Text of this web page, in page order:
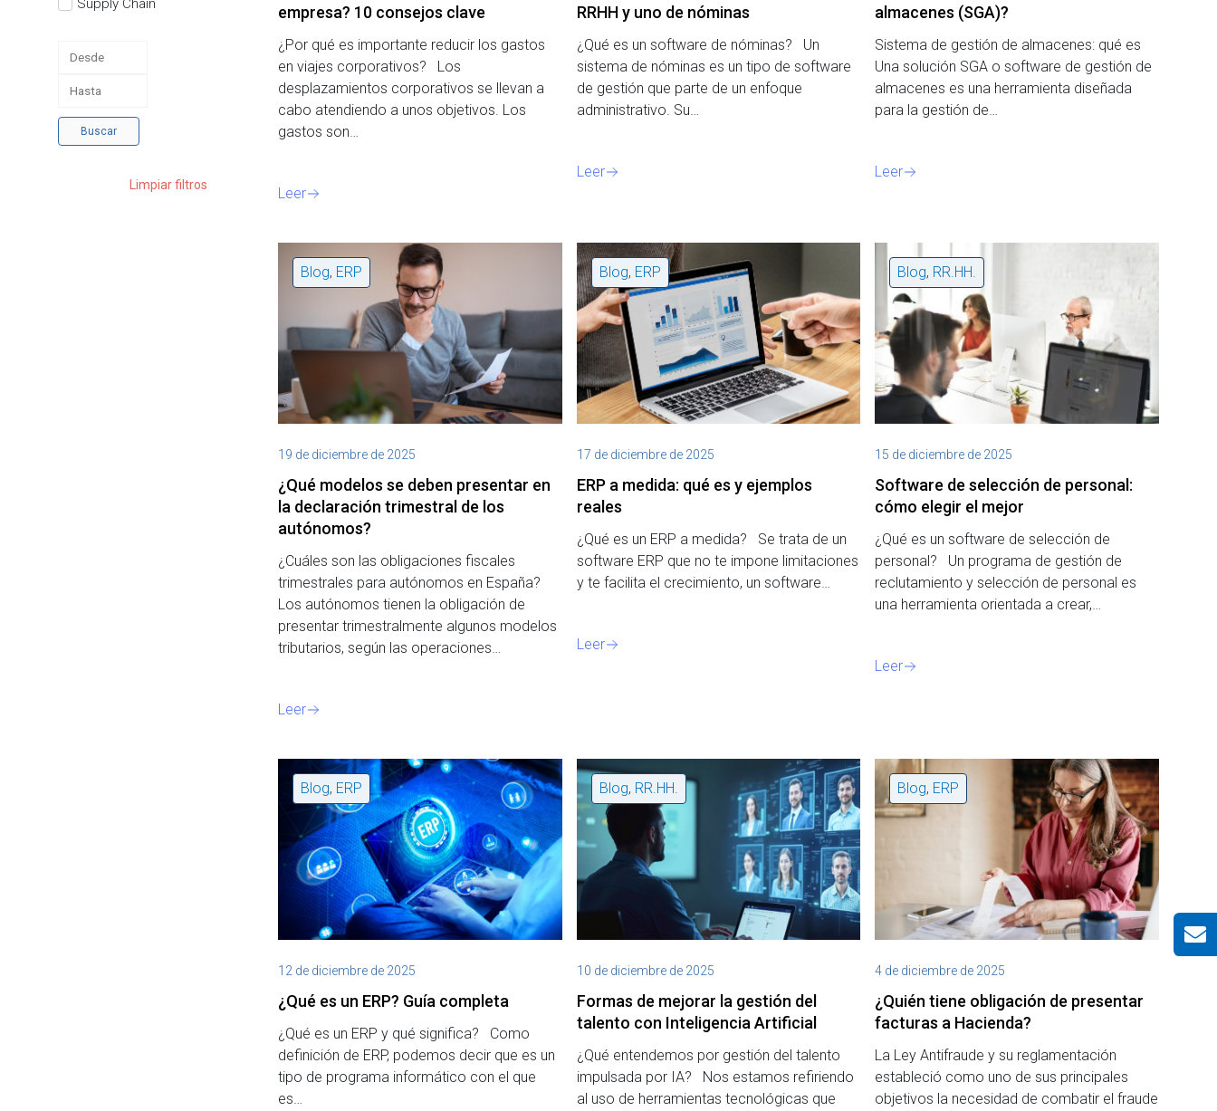
Supply Chain
Buscar
Limpiar filtros
empresa? 10 consejos clave
¿Por qué es importante reducir los gastos
en viajes corporativos? Los
desplazamientos corporativos se llevan a
cabo atendiendo a unos objetivos. Los
gastos son…
Leer
RRHH y uno de nóminas
¿Qué es un software de nóminas? Un
sistema de nóminas es un tipo de software
de gestión que parte de un enfoque
administrativo. Su…
Leer
almacenes (SGA)?
Sistema de gestión de almacenes: qué es
Una solución SGA o software de gestión de
almacenes es una herramienta diseñada
para la gestión de…
Leer
Blog, ERP
19 de diciembre de 2025
¿Qué modelos se deben presentar en
la declaración trimestral de los
autónomos?
¿Cuáles son las obligaciones fiscales
trimestrales para autónomos en España?
Los autónomos tienen la obligación de
presentar trimestralmente algunos modelos
tributarios, según las operaciones…
Leer
Blog, ERP
17 de diciembre de 2025
ERP a medida: qué es y ejemplos
reales
¿Qué es un ERP a medida? Se trata de un
software ERP que no te impone limitaciones
y te facilita el crecimiento, un software…
Leer
Blog, RR.HH.
15 de diciembre de 2025
Software de selección de personal:
cómo elegir el mejor
¿Qué es un software de selección de
personal? Un programa de gestión de
reclutamiento y selección de personal es
una herramienta orientada a crear,…
Leer
Blog, ERP
12 de diciembre de 2025
¿Qué es un ERP? Guía completa
¿Qué es un ERP y qué significa? Como
definición de ERP, podemos decir que es un
tipo de programa informático con el que
es…
Blog, RR.HH.
10 de diciembre de 2025
Formas de mejorar la gestión del
talento con Inteligencia Artificial
¿Qué entendemos por gestión del talento
impulsada por IA? Nos estamos refiriendo
al uso de herramientas tecnológicas que
Blog, ERP
4 de diciembre de 2025
¿Quién tiene obligación de presentar
facturas a Hacienda?
La Ley Antifraude y su reglamentación
estableció como uno de sus principales
objetivos la necesidad de combatir el fraude